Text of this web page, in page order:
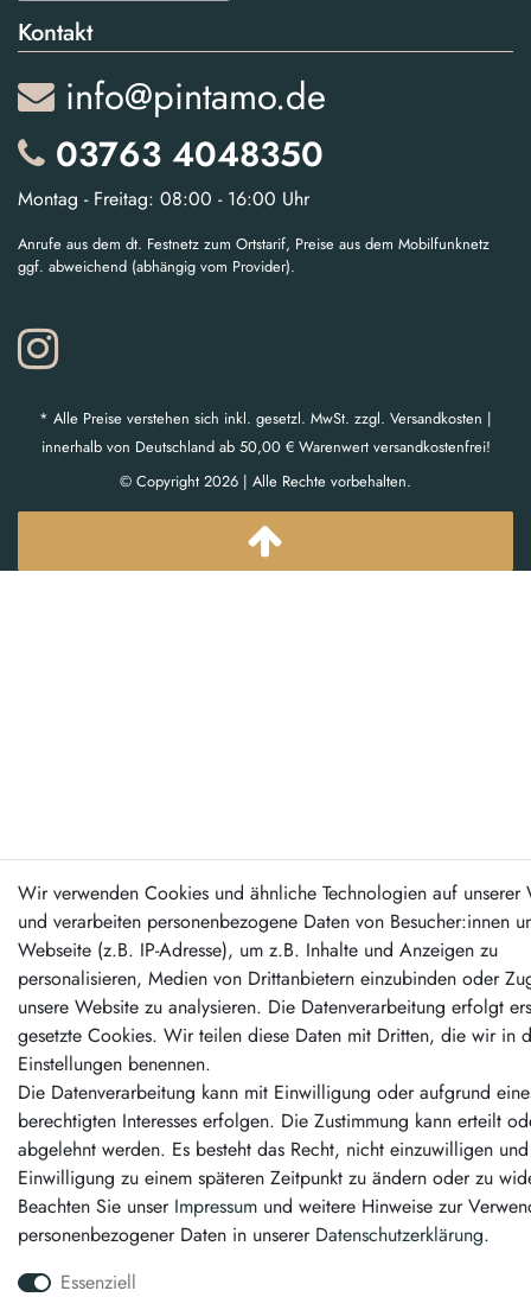
Kontakt
info@pintamo.de
03763 4048350
Montag - Freitag: 08:00 - 16:00 Uhr
Anrufe aus dem dt. Festnetz zum Ortstarif, Preise aus dem Mobilfunknetz
ggf. abweichend (abhängig vom Provider).
* Alle Preise verstehen sich inkl. gesetzl. MwSt. zzgl. Versandkosten |
innerhalb von Deutschland ab 50,00 € Warenwert versandkostenfrei!
© Copyright 2026 | Alle Rechte vorbehalten.
Wir verwenden Cookies und ähnliche Technologien auf unserer
und verarbeiten personenbezogene Daten von Besucher:innen
Webseite (z.B. IP-Adresse), um z.B. Inhalte und Anzeigen zu
personalisieren, Medien von Drittanbietern einzubinden oder
unsere Website zu analysieren. Die Datenverarbeitung erfolgt
gesetzte Cookies. Wir teilen diese Daten mit Dritten, die wir in
Einstellungen benennen.
Die Datenverarbeitung kann mit Einwilligung oder aufgrund
berechtigten Interesses erfolgen. Die Zustimmung kann erteilt
abgelehnt werden. Es besteht das Recht, nicht einzuwilligen
Einwilligung zu einem späteren Zeitpunkt zu ändern oder zu
Beachten Sie unser Impressum und weitere Hinweise zur
personenbezogener Daten in unserer Daten­schutz­erklärung.
Essenziell